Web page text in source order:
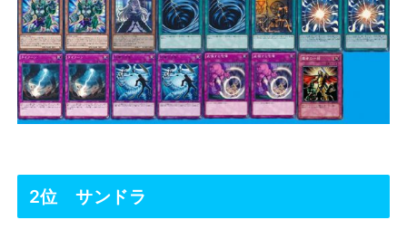
2位 サンドラ